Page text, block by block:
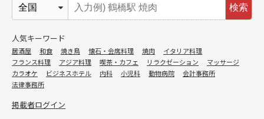
検索
人気キーワード
居酒屋 和食 焼き鳥 懐石・会席料理 焼肉
イタリア料理
フランス料理
アジア料理 喫茶・カフェ リラクゼーション
マッサージ
カラオケ
ビジネスホテル 内科 小児科 動物病院
会計事務所
法律事務所
掲載者ログイン